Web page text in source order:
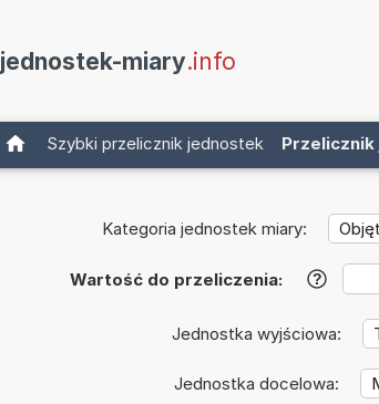
jednostek-miary.info
Szybki przelicznik jednostek
Kategoria jednostek miary:
Wartość do przeliczenia: ?
Jednostka wyjściowa:
Jednostka docelowa: